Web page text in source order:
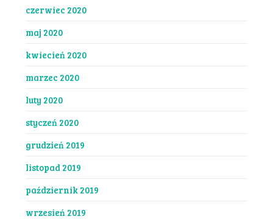
czerwiec 2020
maj 2020
kwiecień 2020
marzec 2020
luty 2020
styczeń 2020
grudzień 2019
listopad 2019
październik 2019
wrzesień 2019